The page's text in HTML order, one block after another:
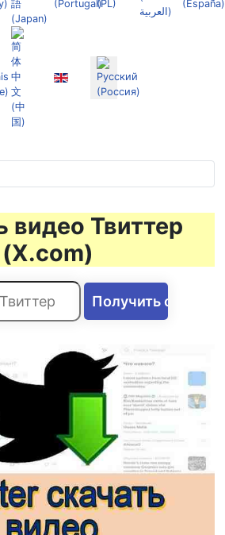
видео Твиттер
(X.com)